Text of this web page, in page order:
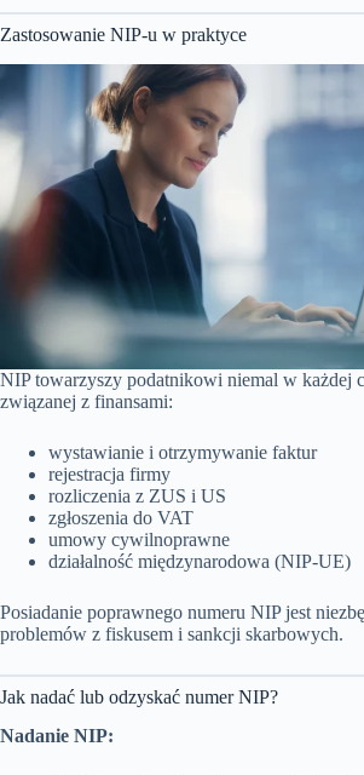
Zastosowanie NIP-u w praktyce
NIP towarzyszy podatnikowi niemal w każdej
związanej z finansami:
wystawianie i otrzymywanie faktur
rejestracja firmy
rozliczenia z ZUS i US
zgłoszenia do VAT
umowy cywilnoprawne
działalność międzynarodowa (NIP-UE)
Posiadanie poprawnego numeru NIP jest
problemów z fiskusem i sankcji skarbowych.
Jak nadać lub odzyskać numer NIP?
Nadanie NIP: